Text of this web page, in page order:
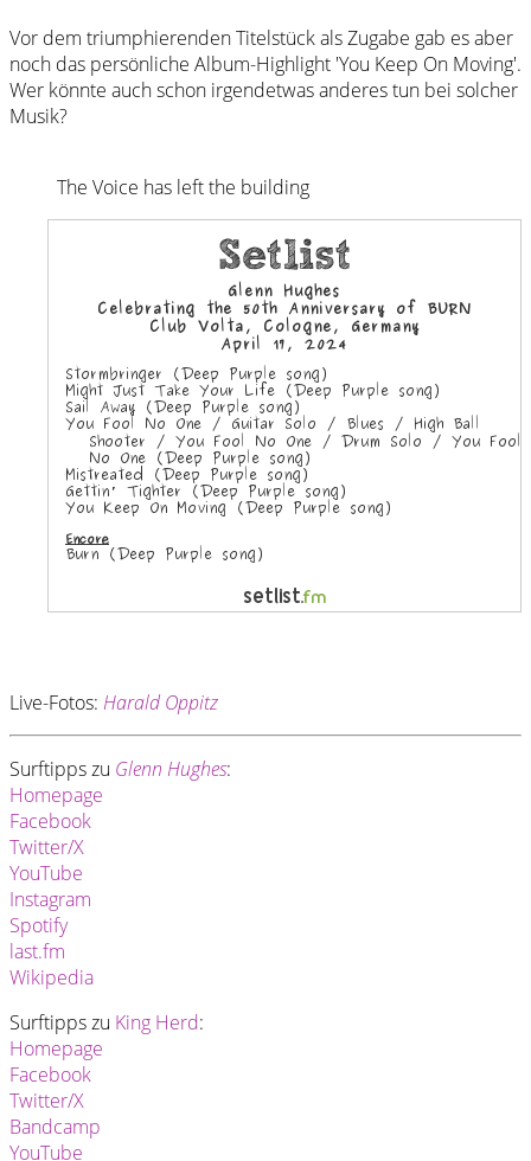
Vor dem triumphierenden Titelstück als Zugabe gab es aber
noch das persönliche Album-Highlight 'You Keep On Moving'.
Wer könnte auch schon irgendetwas anderes tun bei solcher
Musik?
The Voice has left the building
Live-Fotos: Harald Oppitz
Surftipps zu Glenn Hughes:
Homepage
Facebook
Twitter/X
YouTube
Instagram
Spotify
last.fm
Wikipedia
Surftipps zu King Herd:
Homepage
Facebook
Twitter/X
Bandcamp
YouTube